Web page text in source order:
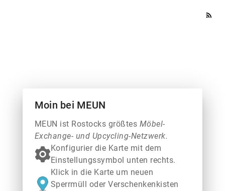
rss_feed
Moin bei MEUN
MEUN ist Rostocks größtes Möbel-
Exchange- und Upcycling-Netzwerk.
Konfigurier die Karte mit dem
Einstellungssymbol unten rechts.
Klick in die Karte um neuen
Sperrmüll oder Verschenkenkisten